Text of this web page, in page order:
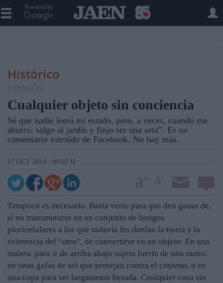
Powered by
Histórico
OPINIÓN
Cualquier objeto sin conciencia
Sé que nadie leerá mi estado, pero, a veces, cuando me
aburro, salgo al jardín y finjo ser una seta”. Es un
comentario extraído de Facebook. No hay más.
17 OCT 2014 / 09:02 H.
Tampoco es necesario. Basta verlo para que den ganas de,
si no transmutarse en un conjunto de hongos
pluricelulares a los que todavía les duelan la tierra y la
existencia del “otro”, de convertirse en un objeto: En una
maleta, para ir de arriba abajo sujeta fuerte de una mano;
en unas gafas de sol que protejan contra el cinismo, o en
una copa para ser largamente besada. Cualquier cosa sin